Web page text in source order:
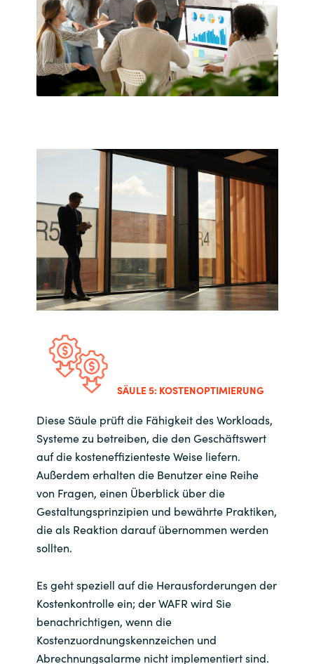
SÄULE 5: KOSTENOPTIMIERUNG
Diese Säule prüft die Fähigkeit des Workloads,
Systeme zu betreiben, die den Geschäftswert
auf die kosteneffizienteste Weise liefern.
Außerdem erhalten die Benutzer eine Reihe
von Fragen, einen Überblick über die
Gestaltungsprinzipien und bewährte Praktiken,
die als Reaktion darauf übernommen werden
sollten.
Es geht speziell auf die Herausforderungen der
Kostenkontrolle ein; der WAFR wird Sie
benachrichtigen, wenn die
Kostenzuordnungskennzeichen und
Abrechnungsalarme nicht implementiert sind.